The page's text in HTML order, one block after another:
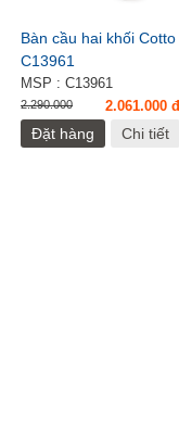
Bàn cầu hai khối Cotto
C13961
MSP : C13961
2.290.000 2.061.000 đ
Đặt hàng Chi tiết